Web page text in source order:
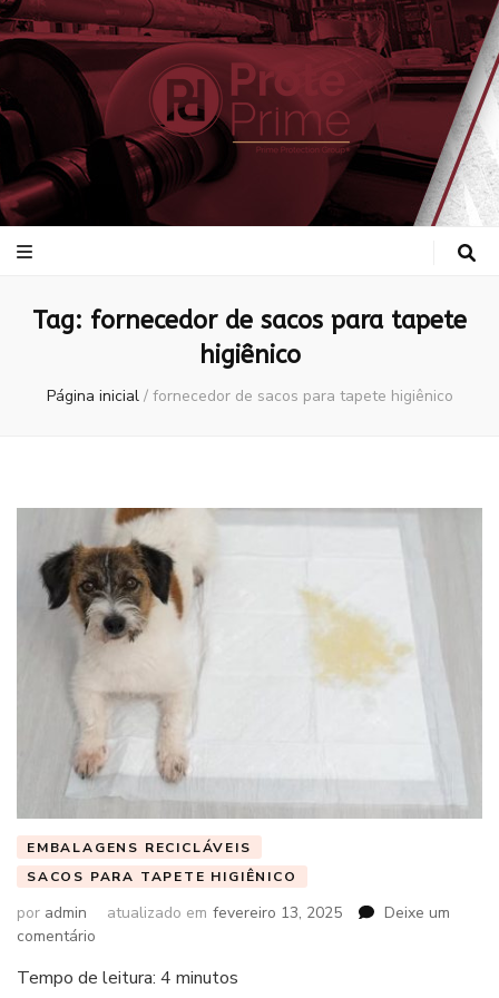
ProtePrime
Blog
Tag: fornecedor de sacos para tapete
higiênico
Página inicial / fornecedor de sacos para tapete higiênico
EMBALAGENS RECICLÁVEIS
SACOS PARA TAPETE HIGIÊNICO
por admin atualizado em fevereiro 13, 2025
Deixe um
comentário
Tempo de leitura: 4 minutos